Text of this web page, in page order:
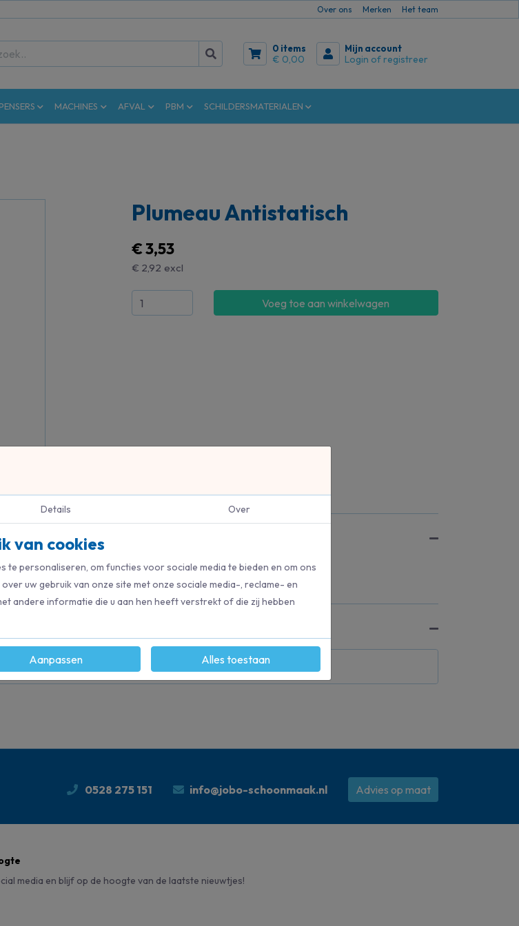
Over ons Merken Het team
0 items
€ 0,00
Mijn account
Login of registreer
MACHINES AFVAL PBM SCHILDERSMATERIALEN
Plumeau Antistatisch
€ 3,53
€ 2,92 excl
Voeg toe aan winkelwagen
0528 275 151 info@jobo-schoonmaak.nl Advies op maat
media en blijf op de hoogte van de laatste nieuwtjes!
Details Over
van cookies
te personaliseren, om functies voor sociale media te bieden en om ons
uw gebruik van onze site met onze sociale media-, reclame- en
andere informatie die u aan hen heeft verstrekt of die zij hebben
Aanpassen Alles toestaan